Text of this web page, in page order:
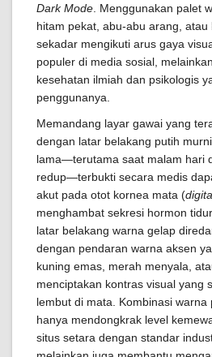
Dark Mode . Menggunakan palet
hitam pekat, abu-abu arang, atau
sekadar mengikuti arus gaya
populer di media sosial,
kesehatan ilmiah dan psikologis
penggunanya.
Memandang layar gawai yang
dengan latar belakang putih
lama—terutama saat malam hari
redup—terbukti secara medis
akut pada otot kornea mata (
menghambat sekresi hormon
latar belakang warna gelap
dengan pendaran warna aksen
kuning emas, merah menyala,
menciptakan kontras visual yang
lembut di mata. Kombinasi warna
hanya mendongkrak level
situs setara dengan standar